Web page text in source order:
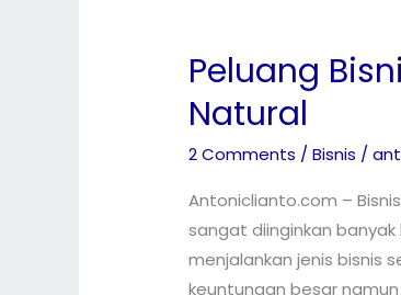
Peluang
Natural
2 Comments /Bisnis /
Antoniclianto.com –
sangat diinginkan
menjalankan jenis bisnis
keuntungan besar